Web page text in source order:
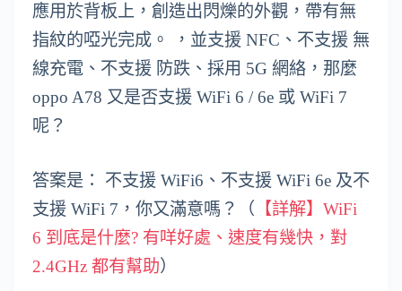
應用於背板上，創造出閃爍的外觀，帶有無
指紋的啞光完成。 ，並支援 NFC、不支援 無
線充電、不支援 防跌、採用 5G 網絡，那麼
oppo A78 又是否支援 WiFi 6 / 6e 或 WiFi 7
呢？
答案是： 不支援 WiFi6、不支援 WiFi 6e 及不
支援 WiFi 7，你又滿意嗎？（ 【詳解】WiFi
6 到底是什麼? 有咩好處、速度有幾快，對
2.4GHz 都有幫助）